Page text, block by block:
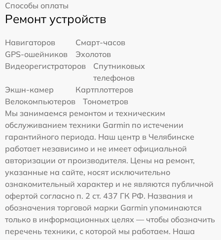
Способы оплаты
Ремонт устройств
Навигаторов
Смарт-часов
GPS-ошейников
Эхолотов
Видеорегистраторов
Спутниковых
телефонов
Экшн-камер
Картплоттеров
Велокомпьютеров
Тонометров
Мы занимаемся ремонтом и техническим
обслуживанием техники Garmin по истечении
гарантийного периода. Наш центр в Челябинске
работает независимо и не имеет официальной
авторизации от производителя. Цены на ремонт,
указанные на сайте, носят исключительно
ознакомительный характер и не являются публичной
офертой согласно п. 2 ст. 437 ГК РФ. Названия и
обозначения торговой марки Garmin упоминаются
только в информационных целях — чтобы обозначить
перечень техники, с которой мы работаем. Наша